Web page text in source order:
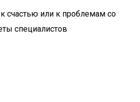
счастью или к проблемам со
специалистов